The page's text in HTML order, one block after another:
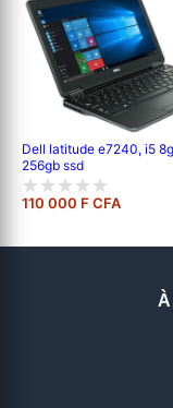
Dell latitude e7240, i5
256gb ssd
110 000 F CFA